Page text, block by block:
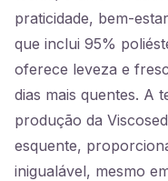
praticidade, bem-
que inclui 95%
oferece leveza e
dias mais quentes. A
produção da
esquente,
inigualável, mesmo